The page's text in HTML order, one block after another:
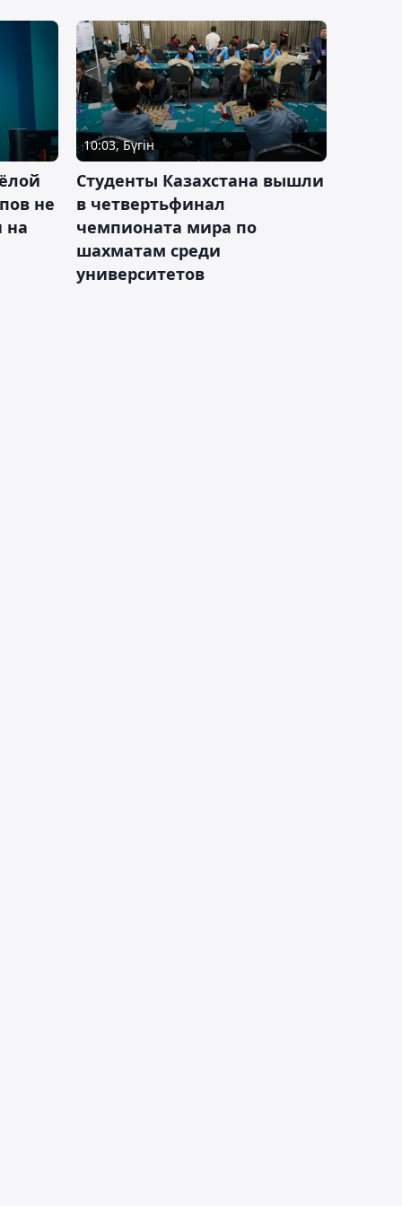
не
на
10:03, Бүгін
Студенты Казахстана вышли
в четвертьфинал
чемпионата мира по
шахматам среди
университетов